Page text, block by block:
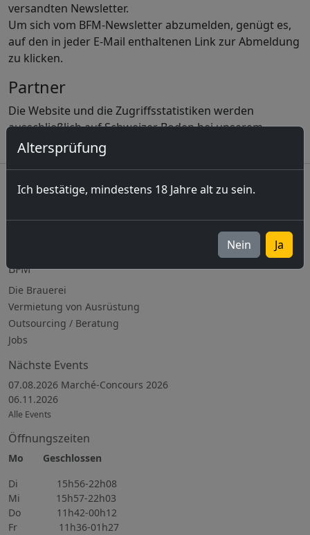
Altersprüfung
Ich bestätige, mindestens 18 Jahre alt zu sein.
Nein Ja
versandten Newsletter.
Um sich vom BFM-Newsletter abzumelden, genügt es,
auf den in jeder E-Mail enthaltenen Link zur Abmeldung
zu klicken.
Partner
Die Website und die Zugriffsstatistiken werden
ausschließlich auf Schweizer Boden bei unserem
PartnerInfomaniak
BFM
Die Brauerei
Vermietung von Ausrüstung
Outsourcing / Beratung
Jobs
Nächste Events
07.08.2026 Marché-Concours 2026
06.11.2026
Alle Events
Öffnungszeiten
Mo Geschlossen
Di 15h56-22h08
Mi 15h57-22h03
Do 11h42-00h12
Fr 11h36-01h27